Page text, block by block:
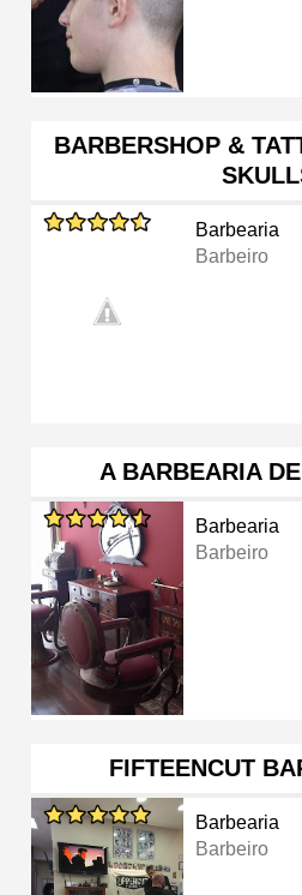
BARBERSHOP &
Barbearia
Barbeiro
A BARBEARIA
Barbearia
Barbeiro
FIFTEENCUT
Barbearia
Barbeiro